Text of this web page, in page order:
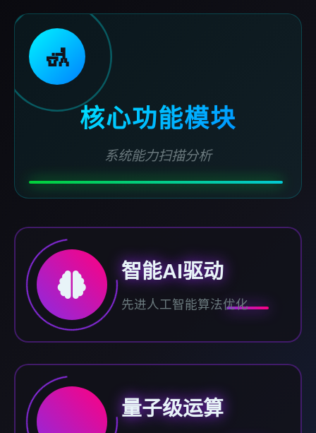
🚮
核心功能模块
系统能力扫描分析
智能AI驱动
先进人工智能算法优化
量子级运算